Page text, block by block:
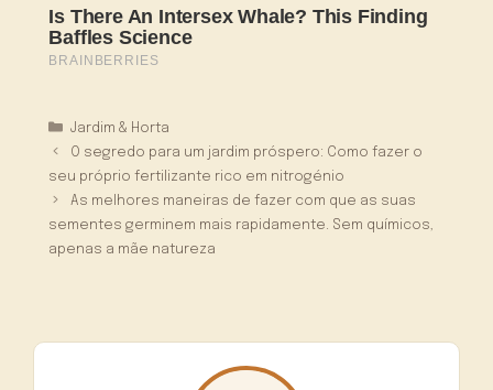
Categorias
Jardim & Horta
O segredo para um jardim próspero: Como fazer o
seu próprio fertilizante rico em nitrogénio
As melhores maneiras de fazer com que as suas
sementes germinem mais rapidamente. Sem químicos,
apenas a mãe natureza